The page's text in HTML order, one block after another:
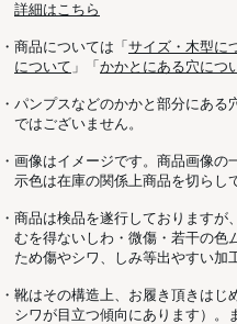
詳細はこちら
・商品については「 サイズ・木型に
について 」「 かかとにある穴につ
・パンプスなどのかかと部分にあ
ではございません。
・画像はイメージです。商品画像
示色は在庫の関係上商品を切らし
・商品は検品を遂行しております
むを得ないしわ・微傷・若干の色
ため傷やシワ、しみ等出やすい加
・靴はその構造上、お履き頂きは
シワが目立つ傾向にあります）。